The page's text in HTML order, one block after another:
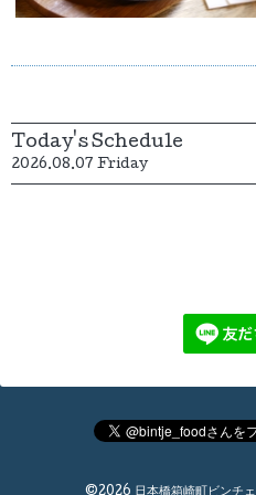
Today's Schedule
2026.08.07 Friday